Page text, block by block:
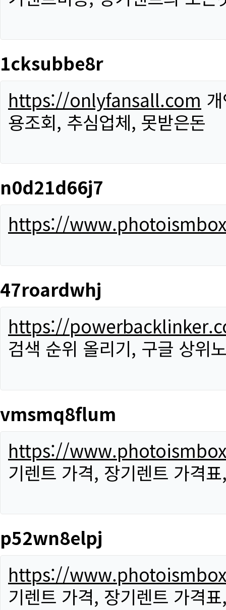
1cksubbe8r
https://onlyfansall.com
용조회, 추심업체, 못받은돈
n0d21d66j7
https://
47roardwhj
https://
검색 순위 올리기, 구글 상위
vmsmq8flum
https://
기렌트 가격, 장기렌트 가격
p52wn8elpj
https://
기렌트 가격, 장기렌트 가격